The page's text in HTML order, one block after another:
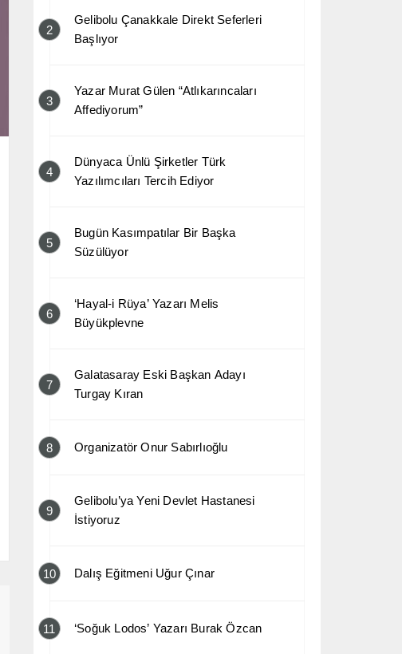
2
Gelibolu Çanakkale Direkt Seferleri
Başlıyor
3
Yazar Murat Gülen “Atlıkarıncaları
Affediyorum”
4
Dünyaca Ünlü Şirketler Türk
Yazılımcıları Tercih Ediyor
5
Bugün Kasımpatılar Bir Başka
Süzülüyor
6
‘Hayal-i Rüya’ Yazarı Melis
Büyükplevne
7
Galatasaray Eski Başkan Adayı
Turgay Kıran
8 Organizatör Onur Sabırlıoğlu
9
Gelibolu’ya Yeni Devlet Hastanesi
İstiyoruz
10 Dalış Eğitmeni Uğur Çınar
11 ‘Soğuk Lodos’ Yazarı Burak Özcan